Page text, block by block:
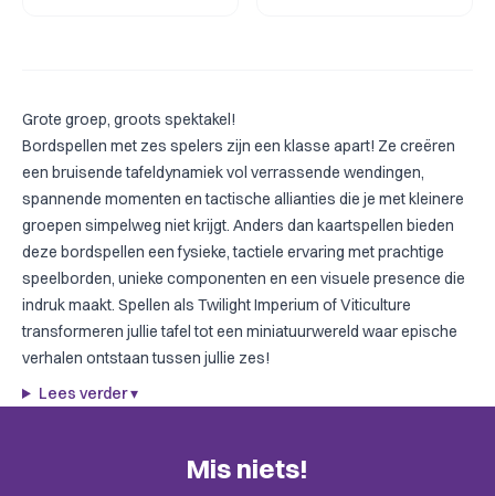
Grote groep, groots spektakel!
Bordspellen met zes spelers zijn een klasse apart! Ze creëren
een bruisende tafeldynamiek vol verrassende wendingen,
spannende momenten en tactische allianties die je met kleinere
groepen simpelweg niet krijgt. Anders dan kaartspellen bieden
deze bordspellen een fysieke, tactiele ervaring met prachtige
speelborden, unieke componenten en een visuele presence die
indruk maakt. Spellen als Twilight Imperium ofViticulture
transformeren jullie tafel tot een miniatuurwereld waar epische
verhalen ontstaan tussen jullie zes!
Lees verder▾
Mis niets!